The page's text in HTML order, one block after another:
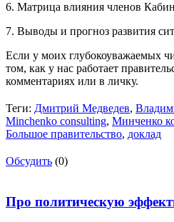
6. Матрица влияния членов
7. Выводы и прогноз развития
Если у моих глубокоуважаемых
том, как у нас работает
комментариях или в личку.
Теги: Дмитрий Медведев,
Minchenko consulting, Минченко
Большое правительство, доклад
Обсудить (0)
Про политическую